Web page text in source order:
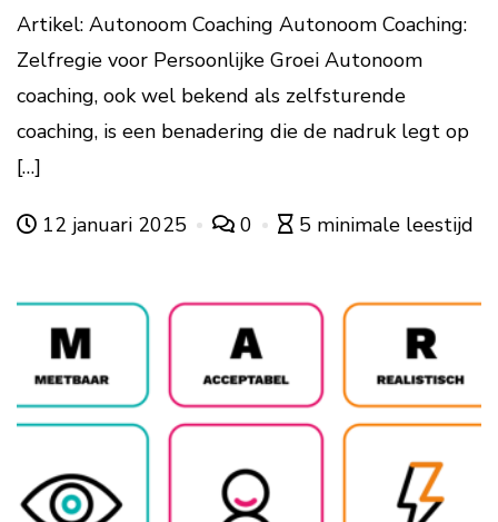
Artikel: Autonoom Coaching Autonoom Coaching:
Zelfregie voor Persoonlijke Groei Autonoom
coaching, ook wel bekend als zelfsturende
coaching, is een benadering die de nadruk legt op
[…]
12 januari 2025 0 5 minimale leestijd